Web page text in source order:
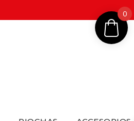
0